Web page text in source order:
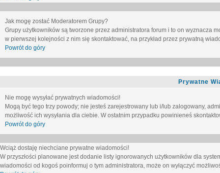
Jak mogę zostać Moderatorem Grupy?
Grupy użytkowników są tworzone przez administratora forum i to on wyznacza
w pierwszej kolejności z nim się skontaktować, na przykład przez prywatną
Powrót do góry
Prywatne
Nie mogę wysyłać prywatnych wiadomości!
Mogą być tego trzy powody; nie jesteś zarejestrowany lub i/lub zalogowany,
możliwość ich wysyłania dla ciebie. W ostatnim przypadku powinieneś
Powrót do góry
Wciąż dostaję niechciane prywatne wiadomości!
W przyszłości planowane jest dodanie listy ignorowanych użytkowników dla
wiadomości od kogoś poinformuj o tym administratora, może on wyłączyć